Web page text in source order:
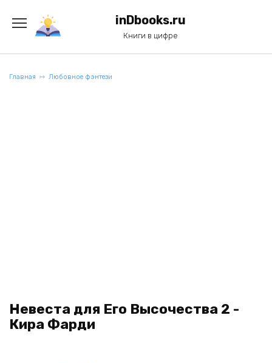
содержанию
inDbooks.ru
Книги в цифре
Главная Любовное фэнтези
Невеста для Его Высочества 2 -
Кира Фарди